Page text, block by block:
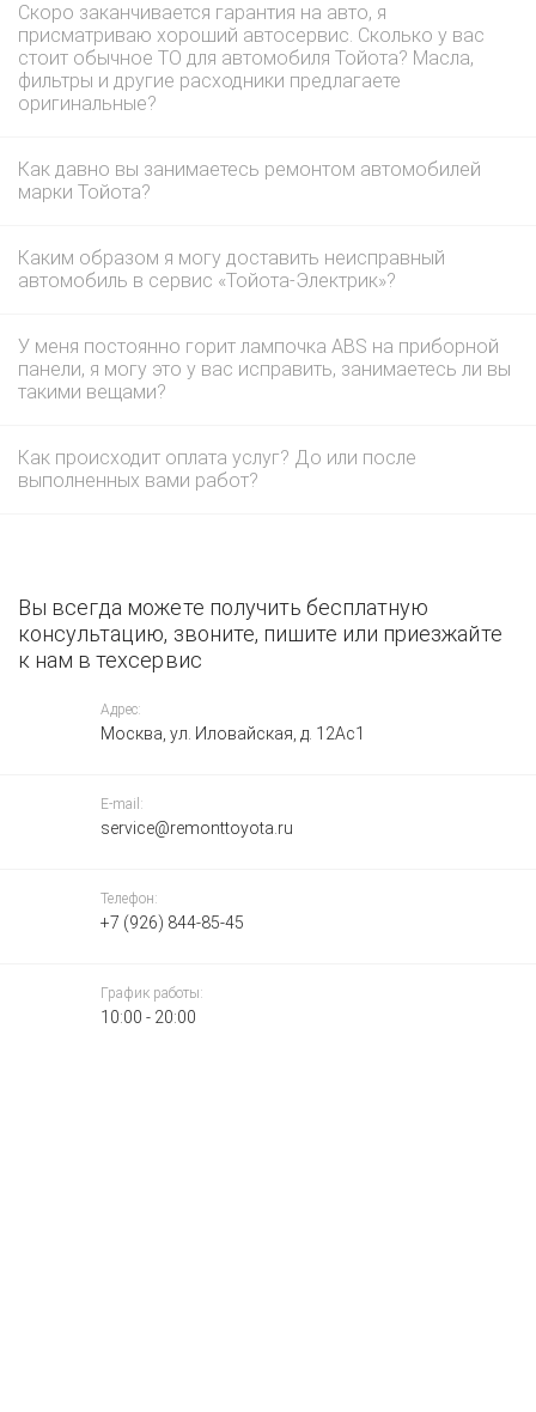
Скоро заканчивается гарантия на авто, я
присматриваю хороший автосервис. Сколько у вас
стоит обычное ТО для автомобиля Тойота? Масла,
фильтры и другие расходники предлагаете
оригинальные?
Как давно вы занимаетесь ремонтом автомобилей
марки Тойота?
Каким образом я могу доставить неисправный
автомобиль в сервис «Тойота-Электрик»?
У меня постоянно горит лампочка ABS на приборной
панели, я могу это у вас исправить, занимаетесь ли вы
такими вещами?
Как происходит оплата услуг? До или после
выполненных вами работ?
Вы всегда можете получить бесплатную
консультацию, звоните, пишите или приезжайте
к нам в техсервис
Адрес:
Москва, ул. Иловайская, д. 12Ас1
E-mail:
service@remonttoyota.ru
Телефон:
+7 (926) 844-85-45
График работы:
10:00 - 20:00